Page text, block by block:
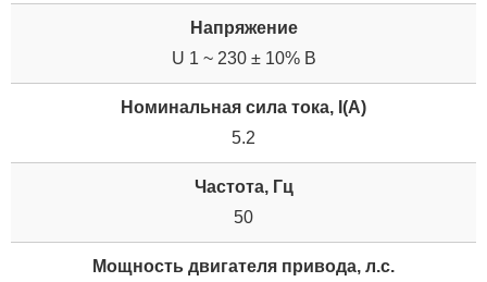
Напряжение
U 1 ~ 230 ± 10% В
Номинальная сила тока, I(А)
5.2
Частота, Гц
50
Мощность двигателя привода, л.с.